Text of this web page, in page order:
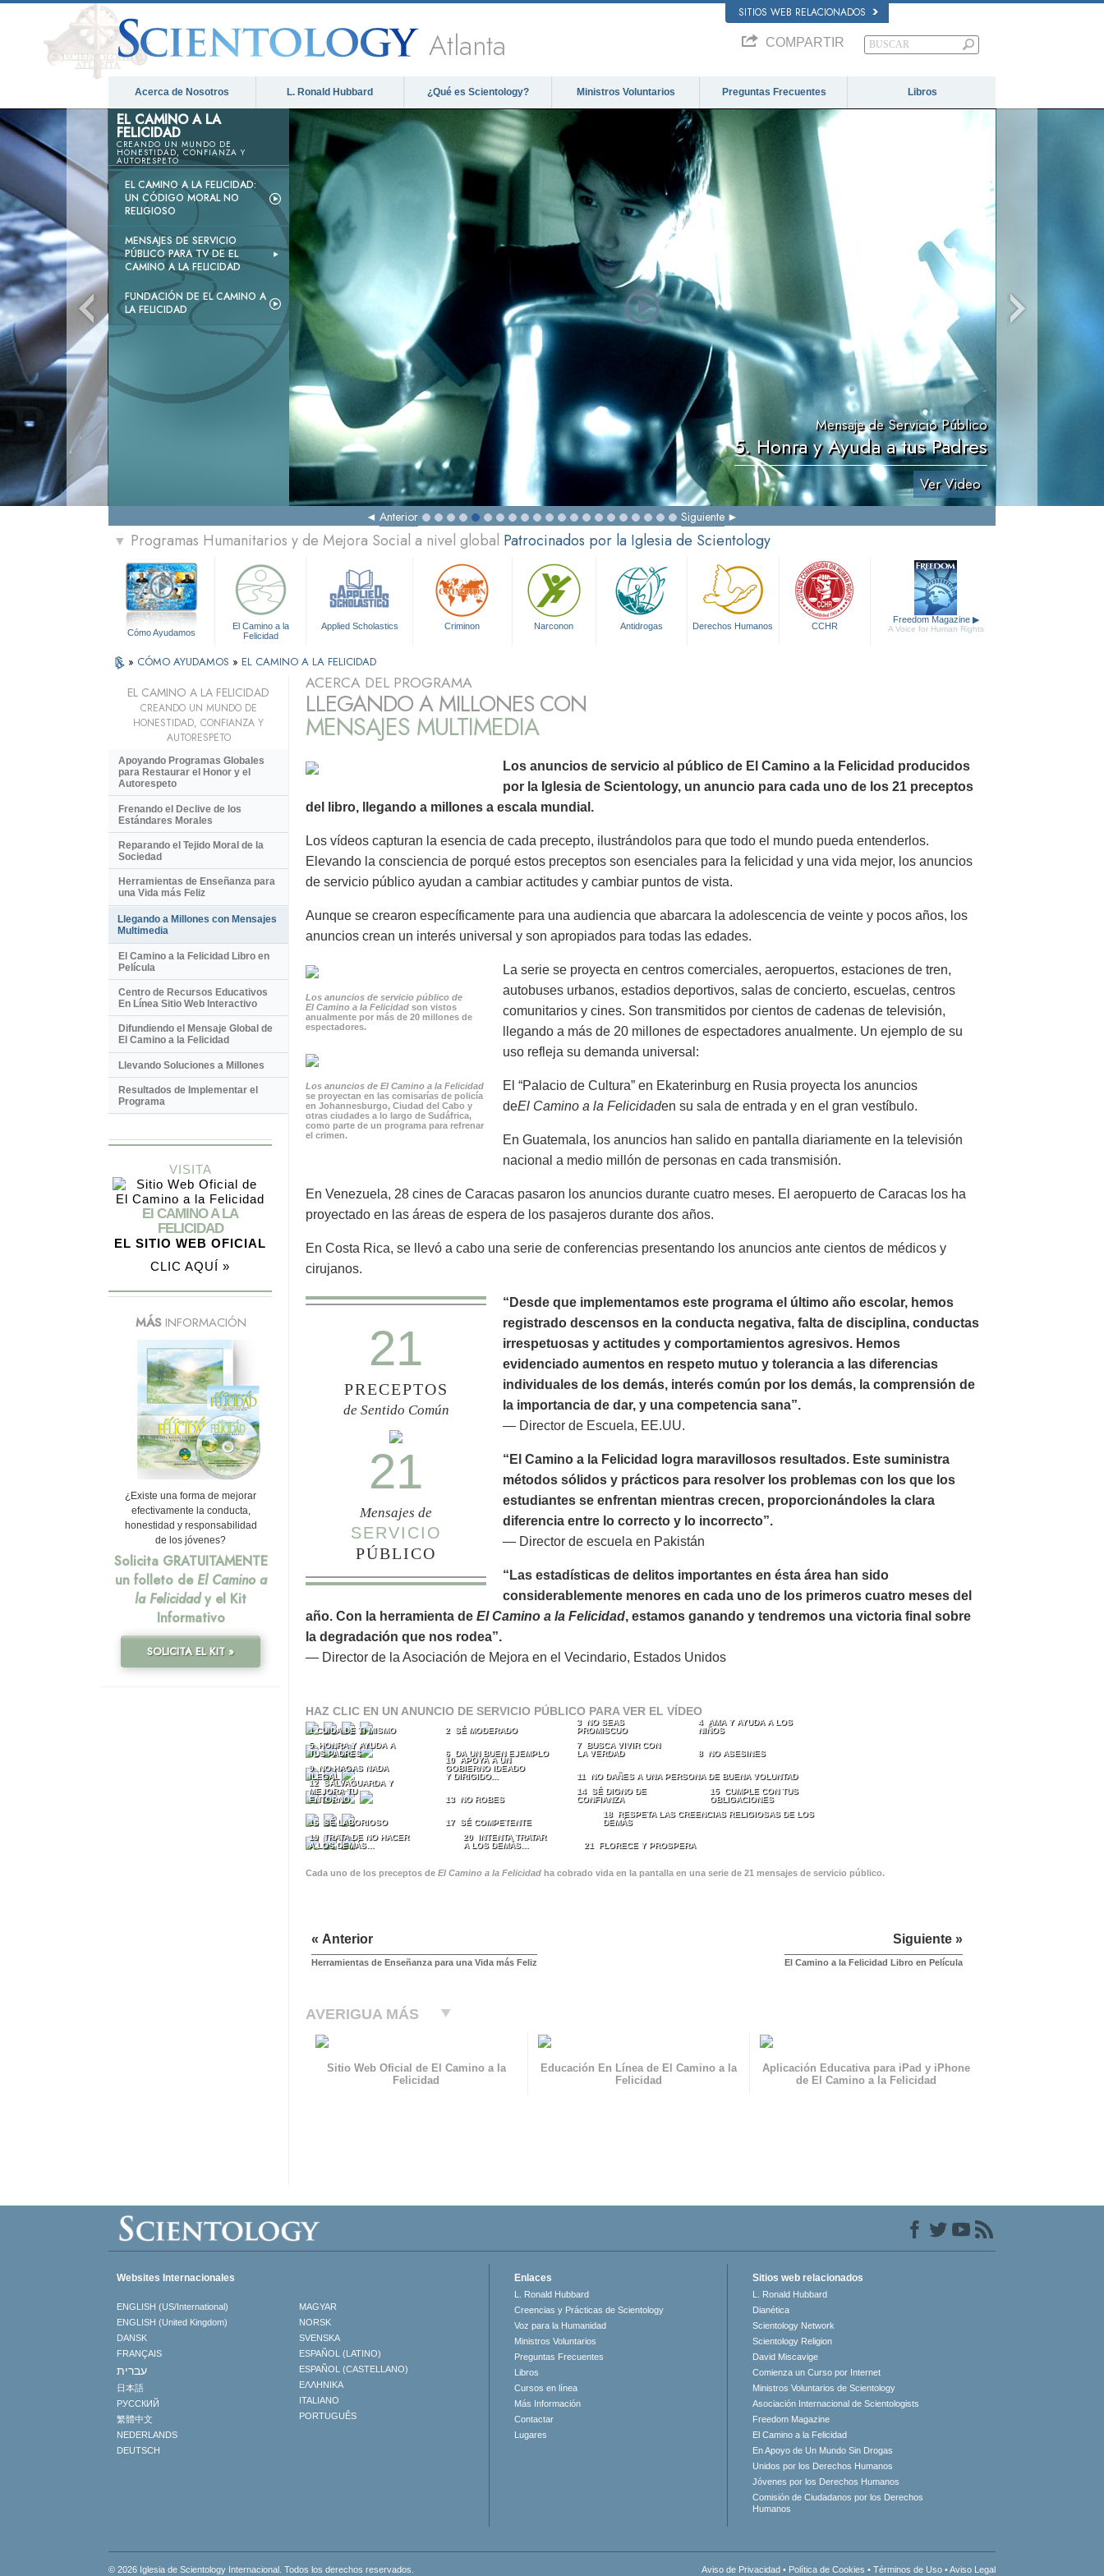
SITIOS WEB RELACIONADOS
Atlanta COMPARTIR
Acerca de Nosotros L. Ronald Hubbard ¿Qué es Scientology? Ministros Voluntarios Preguntas Frecuentes Libros
EL CAMINO A LA
FELICIDAD
CREANDO UN MUNDO DE
HONESTIDAD, CONFIANZA Y
AUTORESPETO
EL CAMINO A LA FELICIDAD:
UN CÓDIGO MORAL NO
RELIGIOSO
MENSAJES DE SERVICIO
PÚBLICO PARA TV DE EL
CAMINO A LA FELICIDAD
FUNDACIÓN DE EL CAMINO A
LA FELICIDAD
Mensaje de Servicio Público
5. Honra y Ayuda a tus Padres
Ver Video
Anterior Siguiente
▼ Programas Humanitarios y de Mejora Social a nivel global Patrocinados por la Iglesia de Scientology
Cómo Ayudamos
El Camino a la
Felicidad
Applied Scholastics Criminon Narconon Antidrogas Derechos Humanos CCHR
Freedom Magazine ▶
A Voice for Human Rights
» CÓMO AYUDAMOS » EL CAMINO A LA FELICIDAD
ACERCA DEL PROGRAMA
LLEGANDO A MILLONES CON
MENSAJES MULTIMEDIA
Los anuncios de servicio al público de El Camino a la Felicidad producidos
por la Iglesia de Scientology, un anuncio para cada uno de los 21 preceptos
del libro, llegando a millones a escala mundial.
Los vídeos capturan la esencia de cada precepto, ilustrándolos para que todo el mundo pueda entenderlos.
Elevando la consciencia de porqué estos preceptos son esenciales para la felicidad y una vida mejor, los anuncios
de servicio público ayudan a cambiar actitudes y cambiar puntos de vista.
Aunque se crearon específicamente para una audiencia que abarcara la adolescencia de veinte y pocos años, los
anuncios crean un interés universal y son apropiados para todas las edades.
Los anuncios de servicio público de
El Camino a la Felicidad son vistos
anualmente por más de 20 millones de
espectadores.
Los anuncios de El Camino a la Felicidad
se proyectan en las comisarías de policía
en Johannesburgo, Ciudad del Cabo y
otras ciudades a lo largo de Sudáfrica,
como parte de un programa para refrenar
el crimen.
La serie se proyecta en centros comerciales, aeropuertos, estaciones de tren,
autobuses urbanos, estadios deportivos, salas de concierto, escuelas, centros
comunitarios y cines. Son transmitidos por cientos de cadenas de televisión,
llegando a más de 20 millones de espectadores anualmente. Un ejemplo de su
uso refleja su demanda universal:
El “Palacio de Cultura” en Ekaterinburg en Rusia proyecta los anuncios
deEl Camino a la Felicidaden su sala de entrada y en el gran vestíbulo.
En Guatemala, los anuncios han salido en pantalla diariamente en la televisión
nacional a medio millón de personas en cada transmisión.
En Venezuela, 28 cines de Caracas pasaron los anuncios durante cuatro meses. El aeropuerto de Caracas los ha
proyectado en las áreas de espera de los pasajeros durante dos años.
En Costa Rica, se llevó a cabo una serie de conferencias presentando los anuncios ante cientos de médicos y
cirujanos.
21
PRECEPTOS
de Sentido Común
21
Mensajes de
SERVICIO
PÚBLICO
“Desde que implementamos este programa el último año escolar, hemos
registrado descensos en la conducta negativa, falta de disciplina, conductas
irrespetuosas y actitudes y comportamientos agresivos. Hemos
evidenciado aumentos en respeto mutuo y tolerancia a las diferencias
individuales de los demás, interés común por los demás, la comprensión de
la importancia de dar, y una competencia sana”.
— Director de Escuela, EE.UU.
“El Camino a la Felicidad logra maravillosos resultados. Este suministra
métodos sólidos y prácticos para resolver los problemas con los que los
estudiantes se enfrentan mientras crecen, proporcionándoles la clara
diferencia entre lo correcto y lo incorrecto”.
— Director de escuela en Pakistán
“Las estadísticas de delitos importantes en ésta área han sido
considerablemente menores en cada uno de los primeros cuatro meses del
año. Con la herramienta de El Camino a la Felicidad, estamos ganando y tendremos una victoria final sobre
la degradación que nos rodea”.
— Director de la Asociación de Mejora en el Vecindario, Estados Unidos
HAZ CLIC EN UN ANUNCIO DE SERVICIO PÚBLICO PARA VER EL VÍDEO
1 CUIDA DE TI MISMO 2 SÉ MODERADO
3 NO SEAS
PROMISCUO
4 AMA Y AYUDA A LOS
NIÑOS
5 HONRA Y AYUDA A
TUS PADRES
6 DA UN BUEN EJEMPLO
7 BUSCA VIVIR CON
LA VERDAD
8 NO ASESINES
9 NO HAGAS NADA
ILEGAL
10 APOYA A UN
GOBIERNO IDEADO
Y DIRIGIDO...
11 NO DAÑES A UNA PERSONA DE BUENA VOLUNTAD
12 SALVAGUARDA Y
MEJORA TU
ENTORNO
13 NO ROBES
14 SÉ DIGNO DE
CONFIANZA
15 CUMPLE CON TUS
OBLIGACIONES
16 SÉ LABORIOSO 17 SÉ COMPETENTE
18 RESPETA LAS CREENCIAS RELIGIOSAS DE LOS
DEMÁS
19 TRATA DE NO HACER
A LOS DEMÁS…
20 INTENTA TRATAR
A LOS DEMÁS…
21 FLORECE Y PROSPERA
Cada uno de los preceptos de El Camino a la Felicidad ha cobrado vida en la pantalla en una serie de 21 mensajes de servicio público.
« Anterior
Herramientas de Enseñanza para una Vida más Feliz
Siguiente »
El Camino a la Felicidad Libro en Película
AVERIGUA MÁS
Sitio Web Oficial de El Camino a la
Felicidad
Educación En Línea de El Camino a la
Felicidad
Aplicación Educativa para iPad y iPhone
de El Camino a la Felicidad
EL CAMINO A LA FELICIDAD
CREANDO UN MUNDO DE
HONESTIDAD, CONFIANZA Y
AUTORESPETO
Apoyando Programas Globales
para Restaurar el Honor y el
Autorespeto
Frenando el Declive de los
Estándares Morales
Reparando el Tejido Moral de la
Sociedad
Herramientas de Enseñanza para
una Vida más Feliz
Llegando a Millones con Mensajes
Multimedia
El Camino a la Felicidad Libro en
Película
Centro de Recursos Educativos
En Línea Sitio Web Interactivo
Difundiendo el Mensaje Global de
El Camino a la Felicidad
Llevando Soluciones a Millones
Resultados de Implementar el
Programa
VISITA
El CAMINO A LA
FELICIDAD
EL SITIO WEB OFICIAL
CLIC AQUÍ »
MÁSINFORMACIÓN
¿Existe una forma de mejorar
efectivamente la conducta,
honestidad y responsabilidad
de los jóvenes?
Solicita GRATUITAMENTE
un folleto de El Camino a
la Felicidady el Kit
Informativo
SOLICITA EL KIT »
Websites Internacionales
ENGLISH (US/International)
ENGLISH (United Kingdom)
DANSK
FRANÇAIS
עברית
日本語
РУССКИЙ
繁體中文
NEDERLANDS
DEUTSCH
MAGYAR
NORSK
SVENSKA
ESPAÑOL (LATINO)
ESPAÑOL (CASTELLANO)
ΕΛΛΗΝΙΚA
ITALIANO
PORTUGUÊS
Enlaces
L. Ronald Hubbard
Creencias y Prácticas de Scientology
Voz para la Humanidad
Ministros Voluntarios
Preguntas Frecuentes
Libros
Cursos en línea
Más Información
Contactar
Lugares
Sitios web relacionados
L. Ronald Hubbard
Dianética
Scientology Network
Scientology Religion
David Miscavige
Comienza un Curso por Internet
Ministros Voluntarios de Scientology
Asociación Internacional de Scientologists
Freedom Magazine
El Camino a la Felicidad
En Apoyo de Un Mundo Sin Drogas
Unidos por los Derechos Humanos
Jóvenes por los Derechos Humanos
Comisión de Ciudadanos por los Derechos
Humanos
© 2026 Iglesia de Scientology Internacional. Todos los derechos reservados. Aviso de Privacidad • Política de Cookies • Términos de Uso •Aviso Legal